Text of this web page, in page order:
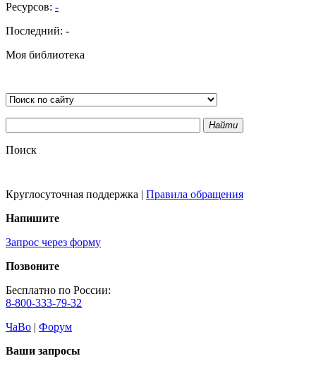
Ресурсов: -
Последний: -
Моя библиотека
Найти
Поиск
Круглосуточная поддержка | Правила обращения
Напишите
Запрос через форму
Позвоните
Бесплатно по России:
8-800-333-79-32
ЧаВо | Форум
Ваши запросы